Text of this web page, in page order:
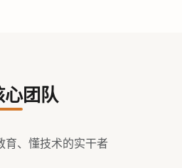
心团队
育、懂技术的实干者